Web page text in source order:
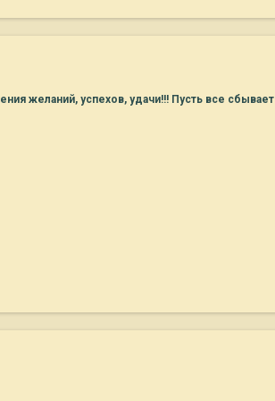
желаний, успехов, удачи!!! Пусть все